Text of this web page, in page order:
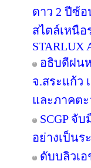
ดาว 2 ปีซ้
สไตล์เหนือ
STARLUX
อธิบดีฝน
จ.สระแก้ว
และภาคต
SCGP จั
อย่างเป็น
ดับบลิวเอ